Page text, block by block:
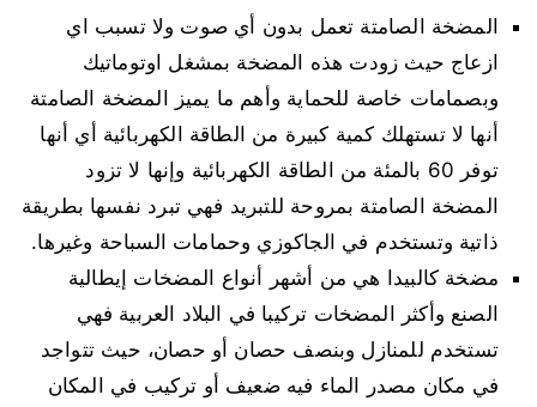
المضخة الصامتة تعمل بدون أي صوت ولا تسبب اي
ازعاج حيث زودت هذه المضخة بمشغل اوتوماتيك
وبصمامات خاصة للحماية وأهم ما يميز المضخة الصامتة
أنها لا تستهلك كمية كبيرة من الطاقة الكهربائية أي أنها
توفر 60 بالمئة من الطاقة الكهربائية وإنها لا تزود
المضخة الصامتة بمروحة للتبريد فهي تبرد نفسها بطريقة
ذاتية وتستخدم في الجاكوزي وحمامات السباحة وغيرها.
مضخة كالبيدا هي من أشهر أنواع المضخات إيطالية
الصنع وأكثر المضخات تركيبا في البلاد العربية فهي
تستخدم للمنازل وبنصف حصان أو حصان، حيث تتواجد
في مكان مصدر الماء فيه ضعيف أو تركيب في المكان